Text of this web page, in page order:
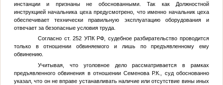
инстанции и признаны не обоснованными. Так как Должностной
инструкцией начальника цеха предусмотрено, что именно начальник цеха
обеспечивает технически правильную эксплуатацию оборудования и
отвечает за безопасные условия труда.
Согласно ст. 252 УПК РФ, судебное разбирательство проводится
только в отношении обвиняемого и лишь по предъявленному ему
обвинению.
Учитывая, что уголовное дело рассматривается в рамках
предъявленного обвинения в отношении Семенова Р.К., суд обоснованно
указал, что он не вправе устанавливать наличие или отсутствие вины иных